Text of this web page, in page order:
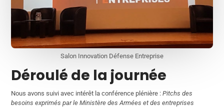
Salon Innovation Défense Entreprise
Déroulé de la journée
Nous avons suivi avec intérêt la conférence plénière :Pitchs des
besoins exprimés par le Ministère des Armées et des entreprises